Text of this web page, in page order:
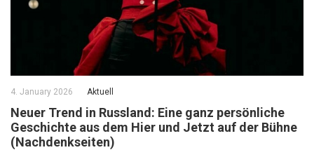
4. January 2026 Aktuell
Neuer Trend in Russland: Eine ganz persönliche
Geschichte aus dem Hier und Jetzt auf der Bühne
(Nachdenkseiten)